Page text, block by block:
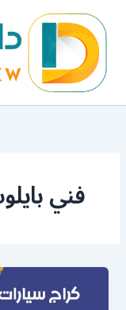
المحتوى
فني